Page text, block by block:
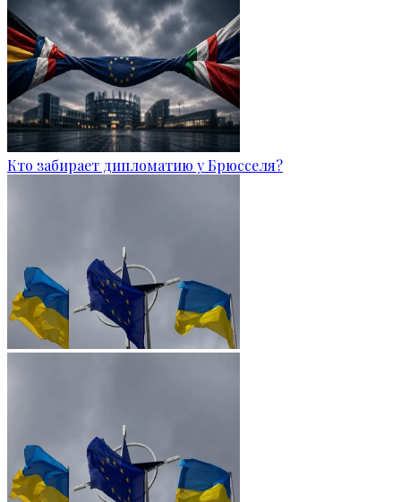
Кто забирает дипломатию у Брюсселя?